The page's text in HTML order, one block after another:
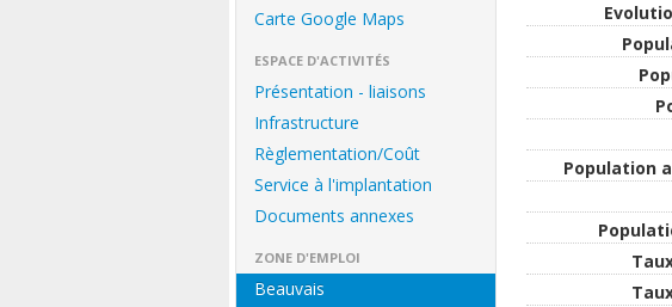
Carte Google Maps
ESPACE D'ACTIVITÉS
Présentation - liaisons
Infrastructure
Règlementation/Coût
Service à l'implantation
Documents annexes
ZONE D'EMPLOI
Beauvais
Population